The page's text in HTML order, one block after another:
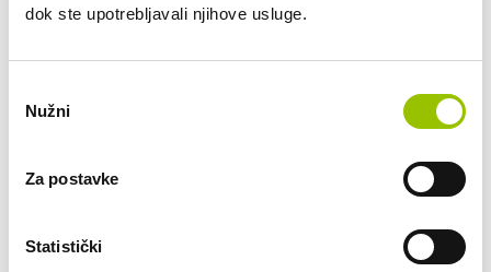
dok ste upotrebljavali njihove usluge.
pristanka
Nužni
Za postavke
Statistički